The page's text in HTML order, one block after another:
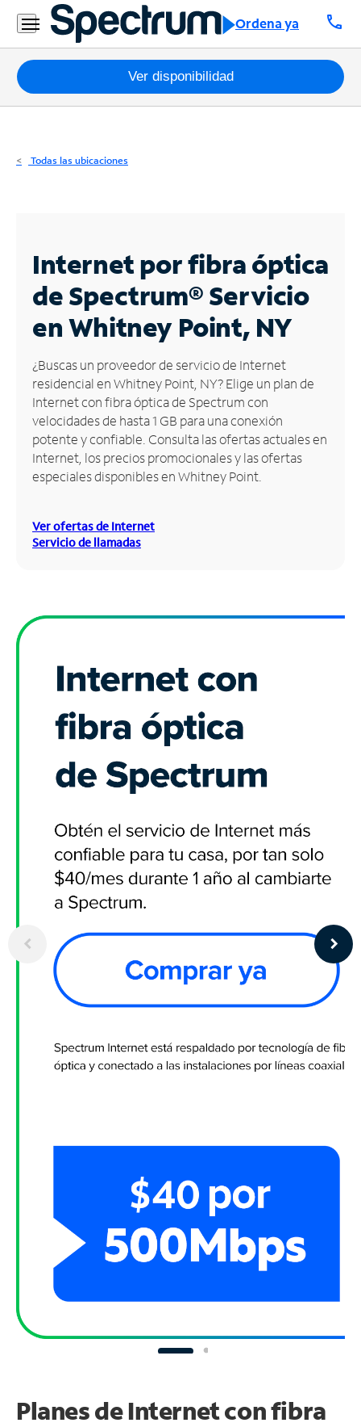
Ordena ya call
Residencial
Business
Paquetes
Internet
Business
Contáctanos
Inglés
Administrar
cuenta
Encuentra
una
tienda
Ver disponibilidad
Todas las ubicaciones
Internet por fibra óptica
de Spectrum®Servicio
en Whitney Point, NY
¿Buscas un proveedor de servicio de Internet
residencial en Whitney Point, NY? Elige un plan de
Internet con fibra óptica de Spectrum con
velocidades de hasta 1 GB para una conexión
potente y confiable. Consulta las ofertas actuales en
Internet, los precios promocionales y las ofertas
especiales disponibles en Whitney Point.
Ver ofertas de Internet
Servicio de llamadas
Planes de Internet con fibra